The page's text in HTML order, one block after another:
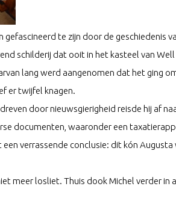
gefascineerd te zijn door de geschiedenis
schilderij dat ooit in het kasteel van
lang werd aangenomen dat het ging
er twijfel knagen.
door nieuwsgierigheid reisde hij af
documenten, waaronder een
verrassende conclusie: dit kón
meer losliet. Thuis dook Michel verder in